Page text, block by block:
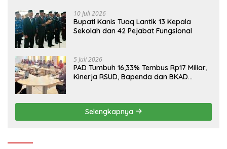
10 Juli 2026
Bupati Kanis Tuaq Lantik 13 Kepala
Sekolah dan 42 Pejabat Fungsional
5 Juli 2026
PAD Tumbuh 16,33% Tembus Rp17 Miliar,
Kinerja RSUD, Bapenda dan BKAD
Selengkapnya